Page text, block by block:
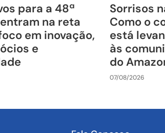
para a 48ª
na reta
em inovação,
e
Sorrisos
Como o
está
às
do
07/08/2026